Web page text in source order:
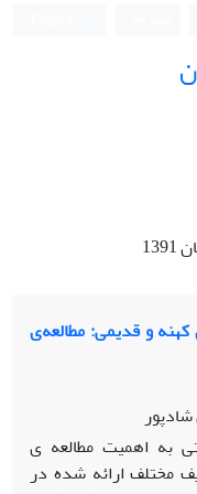
و قدیمی: مطالعه‌ی
شادپور
به اهمیت مطالعه ی
مختلف ارائه شده در